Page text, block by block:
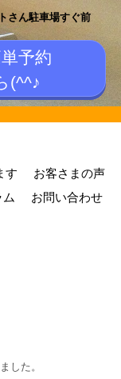
さん駐車場すぐ前
予約
(^^♪
す お客さまの声
お問い合わせ
した。